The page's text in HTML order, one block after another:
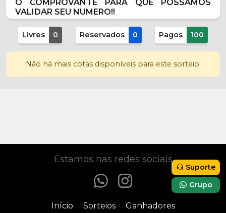
O COMPROVANTE PARA QUE POSSAMOS
VALIDAR SEU NUMERO!!
Livres 0 Reservados 0 Pagos 100
Não há mais cotas disponíveis para este sorteio.
Suporte
Grupo
Estamos nas redes sociais
Início Sorteios Ganhadores